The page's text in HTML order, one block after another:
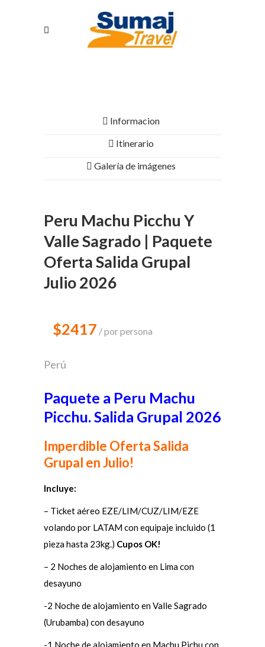
Informacion
Itinerario
Galería de imágenes
Peru Machu Picchu Y
Valle Sagrado | Paquete
Oferta Salida Grupal
Julio 2026
$2417 por persona
Perú
Paquete a Peru Machu
Picchu. Salida Grupal 2026
Imperdible Oferta Salida
Grupal en Julio!
Incluye:
– Ticket aéreo EZE/LIM/CUZ/LIM/EZE
volando por LATAM con equipaje incluido (1
pieza hasta 23kg.) Cupos OK!
– 2 Noches de alojamiento en Lima con
desayuno
-2 Noche de alojamiento en Valle Sagrado
(Urubamba) con desayuno
-1 Noche de alojamiento en Machu Pichu con